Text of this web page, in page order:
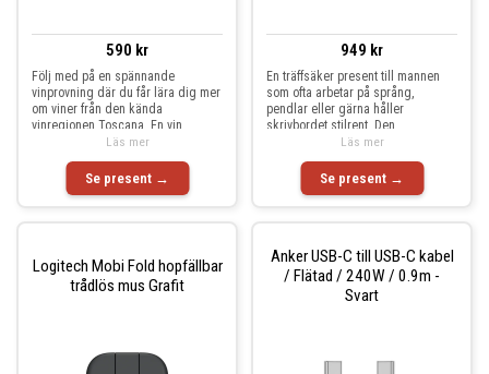
590 kr
Följ med på en spännande
vinprovning där du får lära dig mer
om viner från den kända
vinregionen Toscana. En vin
Se present →
Läs mer
949 kr
En träffsäker present till mannen
som ofta arbetar på språng,
pendlar eller gärna håller
skrivbordet stilrent. Den
Se present →
Läs mer
Logitech Mobi Fold hopfällbar
trådlös mus Grafit
Anker USB-C till USB-C kabel
/ Flätad / 240W / 0.9m -
Svart